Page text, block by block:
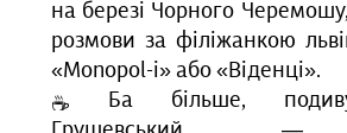
на березі Чорного
розмови за філіжанкою
«Monopol-i» або «Віденці».
Ба більше,